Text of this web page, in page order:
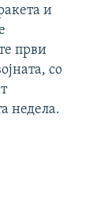
и
први
со
недела.